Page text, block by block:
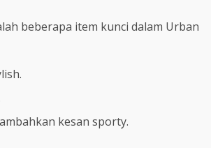
beberapa item kunci dalam Urban
kesan sporty.